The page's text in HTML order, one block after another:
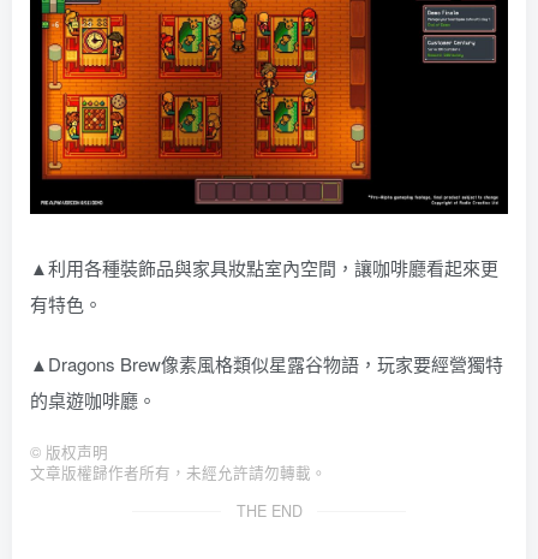
▲利用各種裝飾品與家具妝點室內空間，讓咖啡廳看起來更
有特色。
▲Dragons Brew像素風格類似星露谷物語，玩家要經營獨特
的桌遊咖啡廳。
© 版权声明
文章版權歸作者所有，未經允許請勿轉載。
THE END